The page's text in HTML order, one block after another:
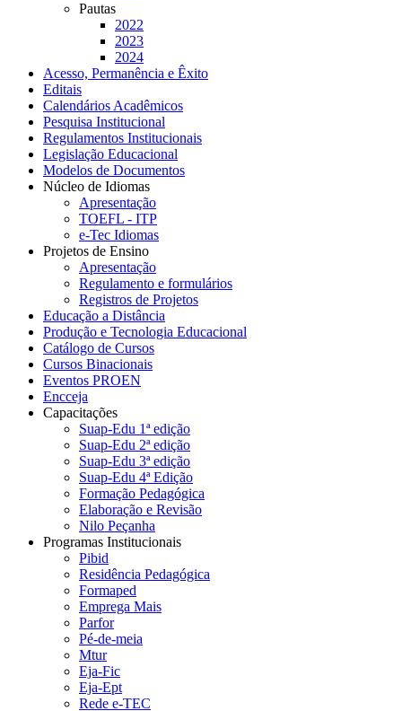
Pautas
2022
2023
2024
Acesso, Permanência e Êxito
Editais
Calendários Acadêmicos
Pesquisa Institucional
Regulamentos Institucionais
Legislação Educacional
Modelos de Documentos
Núcleo de Idiomas
Apresentação
TOEFL - ITP
e-Tec Idiomas
Projetos de Ensino
Apresentação
Regulamento e formulários
Registros de Projetos
Educação a Distância
Produção e Tecnologia Educacional
Catálogo de Cursos
Cursos Binacionais
Eventos PROEN
Encceja
Capacitações
Suap-Edu 1ª edição
Suap-Edu 2ª edição
Suap-Edu 3ª edição
Suap-Edu 4ª Edição
Formação Pedagógica
Elaboração e Revisão
Nilo Peçanha
Programas Institucionais
Pibid
Residência Pedagógica
Formaped
Emprega Mais
Parfor
Pé-de-meia
Mtur
Eja-Fic
Eja-Ept
Rede e-TEC